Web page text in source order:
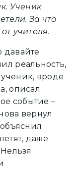
Ученик
За что
учителя.
давайте
реальность,
вроде
описал
событие –
вернул
даже